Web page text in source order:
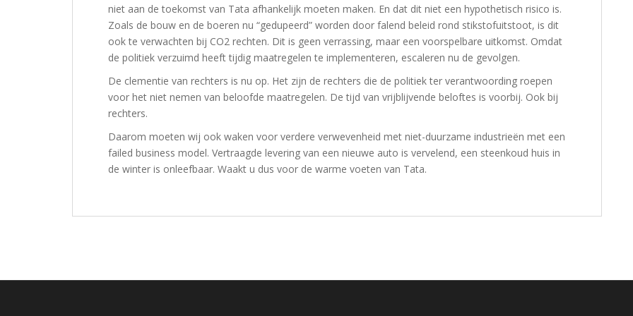
niet aan de toekomst van Tata afhankelijk moeten maken. En dat dit niet een hypothetisch risico is.
Zoals de bouw en de boeren nu “gedupeerd” worden door falend beleid rond stikstofuitstoot, is dit
ook te verwachten bij CO2 rechten. Dit is geen verrassing, maar een voorspelbare uitkomst. Omdat
de politiek verzuimd heeft tijdig maatregelen te implementeren, escaleren nu de gevolgen.
De clementie van rechters is nu op. Het zijn de rechters die de politiek ter verantwoording roepen
voor het niet nemen van beloofde maatregelen. De tijd van vrijblijvende beloftes is voorbij. Ook bij
rechters.
Daarom moeten wij ook waken voor verdere verwevenheid met niet-duurzame industrieën met een
failed business model. Vertraagde levering van een nieuwe auto is vervelend, een steenkoud huis in
de winter is onleefbaar. Waakt u dus voor de warme voeten van Tata.